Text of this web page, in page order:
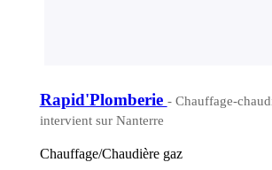
Rapid'Plomberie - Chauffage-
intervient sur Nanterre
Chauffage/Chaudière gaz